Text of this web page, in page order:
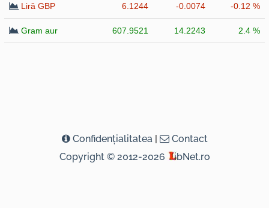
Liră GBP 6.1244 -0.0074 -0.12 %
Gram aur 607.9521 14.2243 2.4 %
Confidenţialitatea |
Contact
Copyright © 2012-2026
ibNet.ro